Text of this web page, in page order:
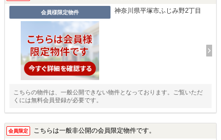
会員様限定物件 神奈川県平塚市ふじみ野2丁目
こちらの物件は、一般公開できない物件となっております。ご覧いただ
くには無料会員登録が必要です。
会員限定 こちらは一般非公開の会員限定物件です。